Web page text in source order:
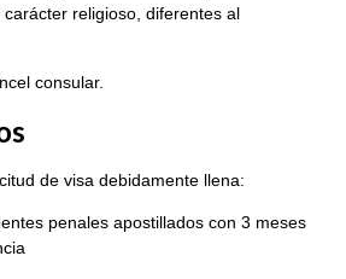
religioso, diferentes al
consular.
de visa debidamente llena:
penales apostillados con 3 meses